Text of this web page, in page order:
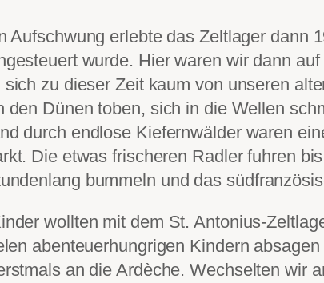
Aufschwung erlebte das Zeltlager dann
wurde. Hier waren wir dann
zu dieser Zeit kaum von unseren
den Dünen toben, sich in die Wellen
durch endlose Kiefernwälder waren
Die etwas frischeren Radler fuhren
bummeln und das
wollten mit dem St. Antonius-
abenteuerhungrigen Kindern
an die Ardèche. Wechselten wir